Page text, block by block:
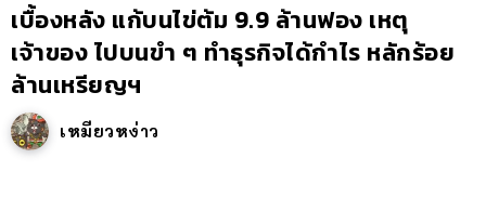
เบื้องหลัง แก้บนไข่ต้ม 9.9 ล้านฟอง เหตุ
เจ้าของ ไปบนขำ ๆ ทำธุรกิจได้กำไร หลักร้อย
ล้านเหรียญฯ
เหมียวหง่าว